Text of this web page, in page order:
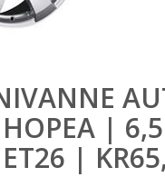
HOPEA |
|